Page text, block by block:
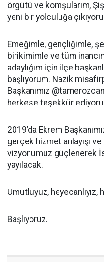
örgütü ve komşularım,
yeni bir yolculuğa
Emeğimle, gençliğimle,
birikimimle ve tüm
adaylığım için ilçe
başlıyorum. Nazik
Başkanımız
herkese teşekkür
2019’da Ekrem
gerçek hizmet anlayışı
vizyonumuz güçlenerek
yayılacak.
Umutluyuz, heyecanlıyız,
Başlıyoruz.